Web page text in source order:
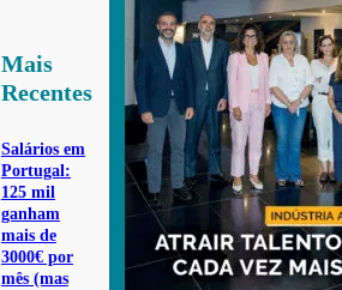
Mais
Recentes
Salários em
Portugal:
125 mil
ganham
mais de
3000€ por
mês (mas